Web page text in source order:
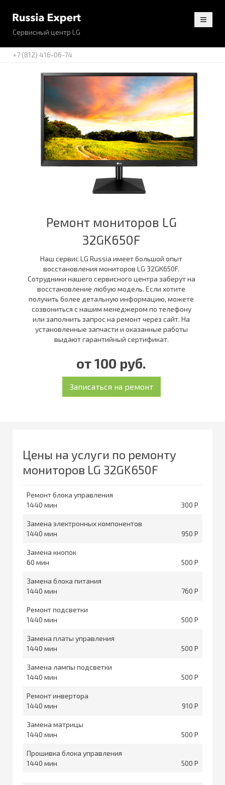
Сервисный центр LG
+7 (812) 416-06-74
Ремонт мониторов LG
32GK650F
Наш сервис LG Russia имеет большой опыт
восстановления мониторов LG 32GK650F.
Сотрудники нашего сервисного центра заберут на
восстановление любую модель. Если хотите
получить более детальную информацию, можете
созвониться с нашим менеджером по телефону
или заполнить запрос на ремонт через сайт. На
установленные запчасти и оказанные работы
выдают гарантийный сертификат.
от 100 руб.
Цены на услуги по ремонту
мониторов LG 32GK650F
Ремонт блока управления
1440
300
Замена электронных компонентов
1440
950
Замена кнопок
60
500
Замена блока питания
1440
760
Ремонт подсветки
1440
500
Замена платы управления
1440
500
Замена лампы подсветки
1440
500
Ремонт инвертора
1440
910
Замена матрицы
1440
500
Прошивка блока управления
1440
500